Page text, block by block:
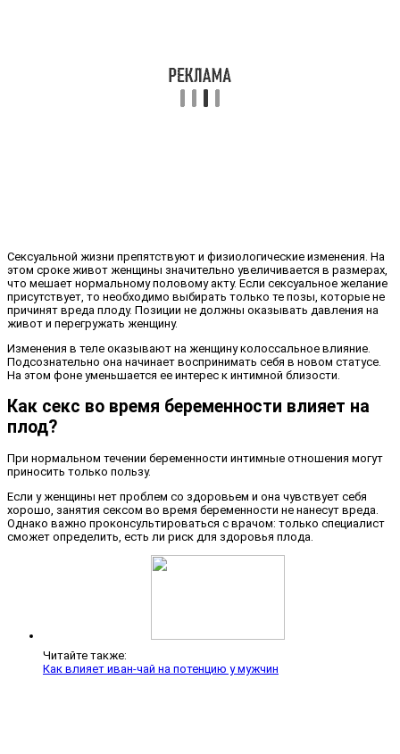
Сексуальной жизни препятствуют и физиологические изменения. На
этом сроке живот женщины значительно увеличивается в размерах,
что мешает нормальному половому акту. Если сексуальное желание
присутствует, то необходимо выбирать только те позы, которые не
причинят вреда плоду. Позиции не должны оказывать давления на
живот и перегружать женщину.
Изменения в теле оказывают на женщину колоссальное влияние.
Подсознательно она начинает воспринимать себя в новом статусе.
На этом фоне уменьшается ее интерес к интимной близости.
Как секс во время беременности влияет на
плод?
При нормальном течении беременности интимные отношения могут
приносить только пользу.
Если у женщины нет проблем со здоровьем и она чувствует себя
хорошо, занятия сексом во время беременности не нанесут вреда.
Однако важно проконсультироваться с врачом: только специалист
сможет определить, есть ли риск для здоровья плода.
Читайте также:
Как влияет иван-чай на потенцию у мужчин